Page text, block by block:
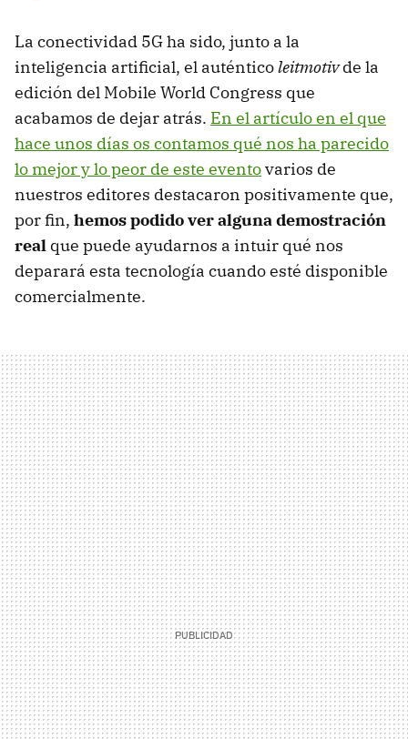
La conectividad 5G ha sido, junto a la
inteligencia artificial, el auténticoleitmotivde la
edición del Mobile World Congress que
acabamos de dejar atrás. En el artículo en el que
hace unos días os contamos qué nos ha parecido
lo mejor y lo peor de este eventovarios de
nuestros editores destacaron positivamente que,
por fin, hemos podido ver alguna demostración
real que puede ayudarnos a intuir qué nos
deparará esta tecnología cuando esté disponible
comercialmente.